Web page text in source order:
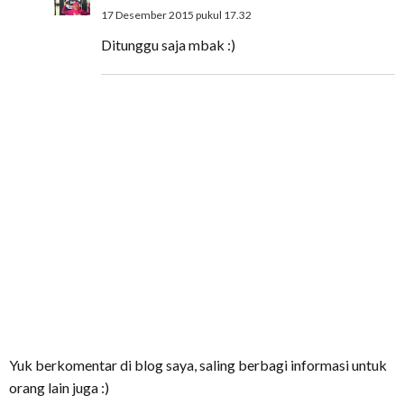
17 Desember 2015 pukul 17.32
Ditunggu saja mbak :)
Yuk berkomentar di blog saya, saling berbagi informasi untuk
orang lain juga :)